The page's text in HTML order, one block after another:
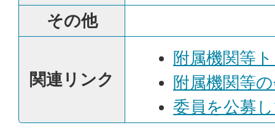
その他
関連リンク
附属機関等
附属機関等
委員を公募